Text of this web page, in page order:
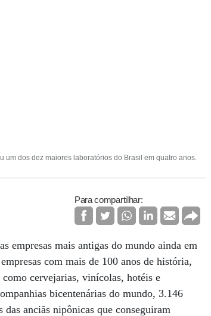
dos dez maiores laboratórios do Brasil em quatro anos.
Para compartilhar:
empresas mais antigas do mundo ainda em
com mais de 100 anos de história,
cervejarias, vinícolas, hotéis e
bicentenárias do mundo, 3.146
das anciãs nipônicas que conseguiram